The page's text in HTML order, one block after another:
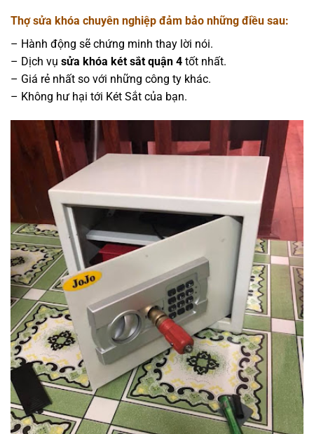
Thợ sửa khóa chuyên nghiệp đảm bảo những điều sau:
– Hành động sẽ chứng minh thay lời nói.
– Dịch vụ sửa khóa két sắt quận 4 tốt nhất.
– Giá rẻ nhất so với những công ty khác.
– Không hư hại tới Két Sắt của bạn.